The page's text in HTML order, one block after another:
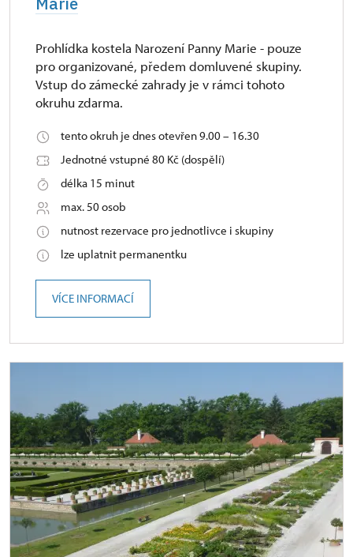
Prohlídka kostela Narození Panny Marie - pouze
pro organizované, předem domluvené skupiny.
Vstup do zámecké zahrady je v rámci tohoto
okruhu zdarma.
tento okruh je dnes otevřen 9.00 – 16.30
Jednotné vstupné 80 Kč (dospělí)
délka 15 minut
max. 50 osob
nutnost rezervace pro jednotlivce i skupiny
lze uplatnit permanentku
VÍCE INFORMACÍ